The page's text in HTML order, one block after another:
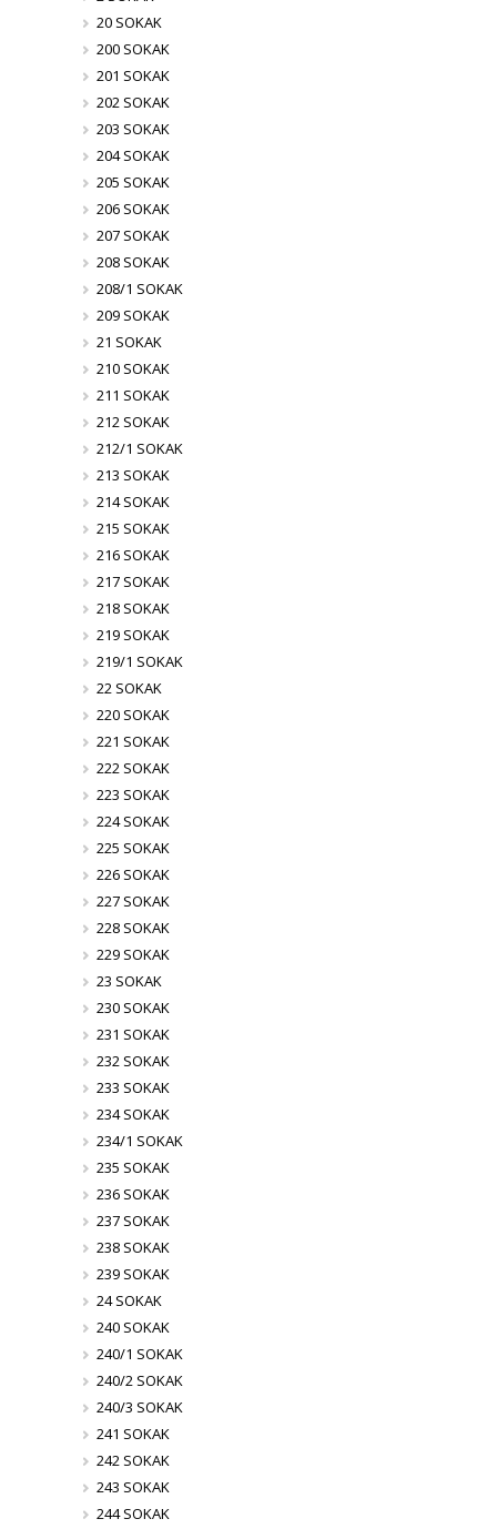
20 SOKAK
200 SOKAK
201 SOKAK
202 SOKAK
203 SOKAK
204 SOKAK
205 SOKAK
206 SOKAK
207 SOKAK
208 SOKAK
208/1 SOKAK
209 SOKAK
21 SOKAK
210 SOKAK
211 SOKAK
212 SOKAK
212/1 SOKAK
213 SOKAK
214 SOKAK
215 SOKAK
216 SOKAK
217 SOKAK
218 SOKAK
219 SOKAK
219/1 SOKAK
22 SOKAK
220 SOKAK
221 SOKAK
222 SOKAK
223 SOKAK
224 SOKAK
225 SOKAK
226 SOKAK
227 SOKAK
228 SOKAK
229 SOKAK
23 SOKAK
230 SOKAK
231 SOKAK
232 SOKAK
233 SOKAK
234 SOKAK
234/1 SOKAK
235 SOKAK
236 SOKAK
237 SOKAK
238 SOKAK
239 SOKAK
24 SOKAK
240 SOKAK
240/1 SOKAK
240/2 SOKAK
240/3 SOKAK
241 SOKAK
242 SOKAK
243 SOKAK
244 SOKAK